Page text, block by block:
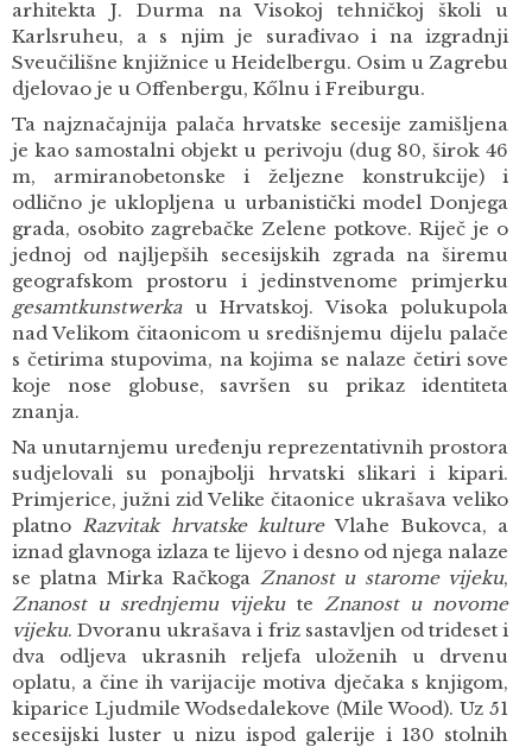
arhitekta J. Durma na Visokoj tehničkoj školi u
Karlsruheu, a s njim je surađivao i na izgradnji
Sveučilišne knjižnice u Heidelbergu. Osim u Zagrebu
djelovao je u Offenbergu, Kőlnu i Freiburgu.
Ta najznačajnija palača hrvatske secesije zamišljena
je kao samostalni objekt u perivoju (dug 80, širok 46
m, armiranobetonske i željezne konstrukcije) i
odlično je uklopljena u urbanistički model Donjega
grada, osobito zagrebačke Zelene potkove. Riječ je o
jednoj od najljepših secesijskih zgrada na širemu
geografskom prostoru i jedinstvenome primjerku
gesamtkunstwerkau Hrvatskoj. Visoka polukupola
nad Velikom čitaonicom u središnjemu dijelu palače
s četirima stupovima, na kojima se nalaze četiri sove
koje nose globuse, savršen su prikaz identiteta
znanja.
Na unutarnjemu uređenju reprezentativnih prostora
sudjelovali su ponajbolji hrvatski slikari i kipari.
Primjerice, južni zid Velike čitaonice ukrašava veliko
platnoRazvitak hrvatske kultureVlahe Bukovca, a
iznad glavnoga izlaza te lijevo i desno od njega nalaze
se platna Mirka Račkoga Znanost u starome vijeku,
Znanost u srednjemu vijekute Znanost u novome
vijeku. Dvoranu ukrašava i friz sastavljen od trideset i
dva odljeva ukrasnih reljefa uloženih u drvenu
oplatu, a čine ih varijacije motiva dječaka s knjigom,
kiparice Ljudmile Wodsedalekove (Mile Wood). Uz 51
secesijski luster u nizu ispod galerije i 130 stolnih